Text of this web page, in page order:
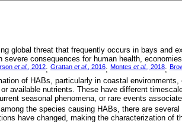
global threat that frequently occurs in bays and
consequences for human health,
et al. , 2012; Grattan et al. , 2016; Montes et al. , 2018;
of HABs, particularly in coastal
available nutrients. These have different
seasonal phenomena, or rare events
the species causing HABs, there are
have changed, making the characterization of